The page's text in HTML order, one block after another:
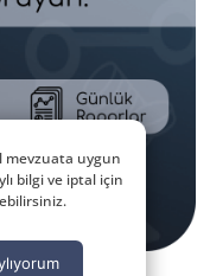
mevzuata uygun
bilgi ve iptal için